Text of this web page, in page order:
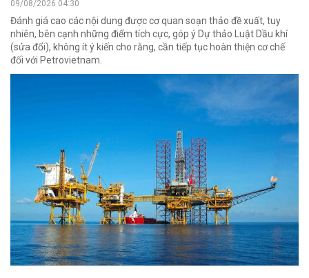
09/08/2026 04:30
Đánh giá cao các nội dung được cơ quan soạn thảo đề xuất, tuy
nhiên, bên cạnh những điểm tích cực, góp ý Dự thảo Luật Dầu khí
(sửa đổi), không ít ý kiến cho rằng, cần tiếp tục hoàn thiện cơ chế
đối với Petrovietnam.